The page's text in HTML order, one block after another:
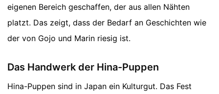
eigenen Bereich geschaffen, der aus allen Nähten
platzt. Das zeigt, dass der Bedarf an Geschichten wie
der von Gojo und Marin riesig ist.
Das Handwerk der Hina-Puppen
Hina-Puppen sind in Japan ein Kulturgut. Das Fest